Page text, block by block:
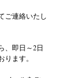
ご連絡いたし
、即日～2日
ます。